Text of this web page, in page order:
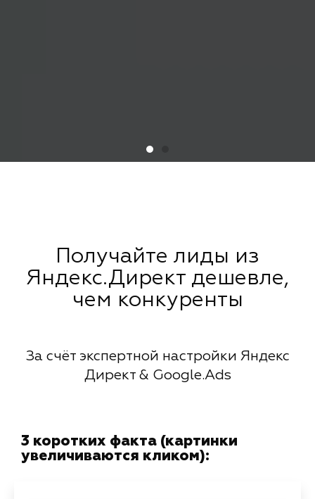
Получайте лиды из
Яндекс.Директ дешевле,
чем конкуренты
За счёт экспертной настройки Яндекс
Директ & Google.Ads
3 коротких факта (картинки
увеличиваются кликом):